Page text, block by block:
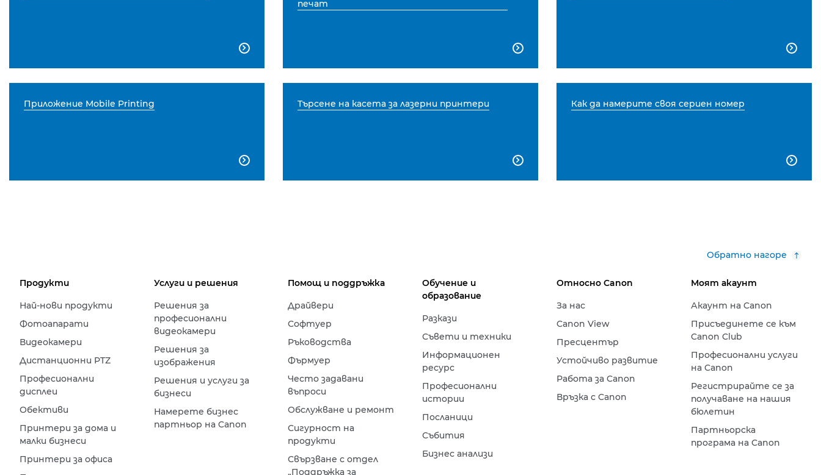

печат
 
Приложение Mobile Printing

Търсене на касета за лазерни принтери

Как да намерите своя сериен номер

Обратно нагоре
Продукти
Най-нови продукти
Фотоапарати
Видеокамери
Дистанционни PTZ
Професионални
дисплеи
Обективи
Принтери за дома и
малки бизнеси
Принтери за офиса
Услуги и решения
Решения за
професионални
видеокамери
Решения за
изображения
Решения и услуги за
бизнеси
Намерете бизнес
партньор на Canon
Помощ и поддръжка
Драйвери
Софтуер
Ръководства
Фърмуер
Често задавани
въпроси
Обслужване и ремонт
Сигурност на
продукти
Свързване с отдел
„Поддръжка за
Обучение и
образование
Разкази
Съвети и техники
Информационен
ресурс
Професионални
истории
Посланици
Събития
Бизнес анализи
Относно Canon
За нас
Canon View
Пресцентър
Устойчиво развитие
Работа за Canon
Връзка с Canon
Моят акаунт
Акаунт на Canon
Присъединете се към
Canon Club
Професионални услуги
на Canon
Регистрирайте се за
получаване на нашия
бюлетин
Партньорска
програма на Canon